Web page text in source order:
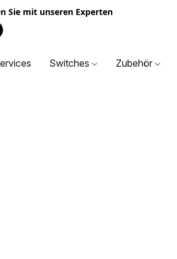
Sie mit unseren Experten
Switches Zubehör